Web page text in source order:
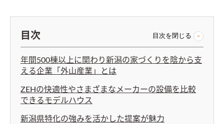
目次 目次を閉じる
年間500棟以上に関わり新潟の家づくりを陰から支
える企業「外山産業」とは
ZEHの快適性やさまざまなメーカーの設備を比較
できるモデルハウス
新潟県特化の強みを活かした提案が魅力